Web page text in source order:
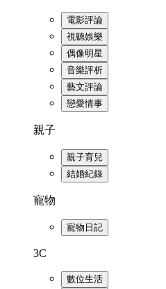
電影評論
視聽娛樂
偶像明星
音樂評析
藝文評論
戀愛情事
親子
親子育兒
結婚紀錄
寵物
寵物日記
3C
數位生活